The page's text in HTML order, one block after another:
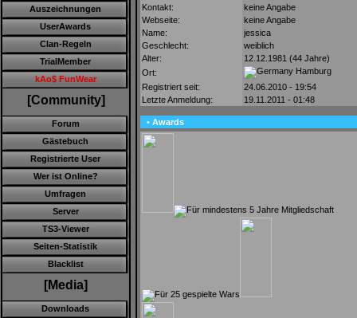
Auszeichnungen
UserAwards
Clan-Regeln
TrialMember
kAo$ FunWear
[Community]
Forum
Gästebuch
Registrierte User
Wer ist Online?
Umfragen
Server
TS3-Viewer
Seiten-Statistik
Blacklist
[Media]
Downloads
Kontakt:
keine Angabe
Webseite:
keine Angabe
Name:
jessica
Geschlecht:
weiblich
Alter:
12.12.1981 (44 Jahre)
Ort:
Hamburg
Registriert seit:
24.06.2010 - 19:54
Letzte Anmeldung:
19.11.2011 - 01:48
• Awards